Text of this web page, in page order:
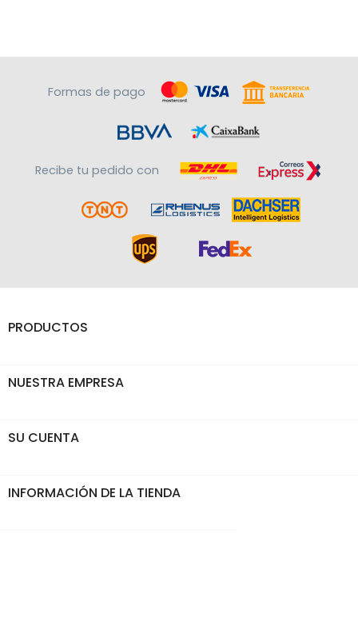
Formas de pago
Recibe tu pedido con
PRODUCTOS
NUESTRA EMPRESA
SU CUENTA
INFORMACIÓN DE LA TIENDA